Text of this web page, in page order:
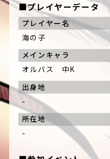
■プレイヤーデータ
プレイヤー名
海の子
メインキャラ
オルバス 中K
出身地
-
所在地
-